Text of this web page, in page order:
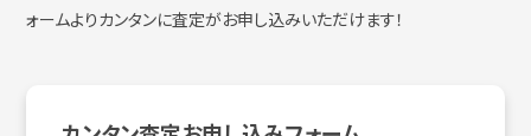
ォームよりカンタンに査定がお申し込みいただけます！